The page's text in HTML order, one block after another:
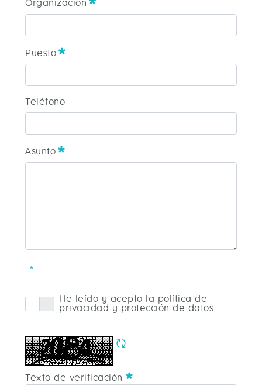
Requerido
Organización
Requerido
Puesto
Requerido
Teléfono
Asunto
Requerido
He leído y acepto la política de
privacidad y protección de datos.
Requerido
Refrescar CAPTCHA
Texto de verificación Requerido